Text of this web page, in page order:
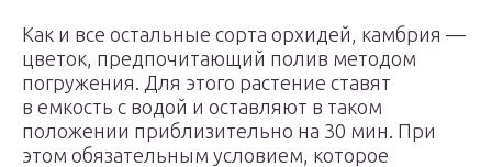
Как и все остальные сорта орхидей, камбрия —
цветок, предпочитающий полив методом
погружения. Для этого растение ставят
в емкость с водой и оставляют в таком
положении приблизительно на 30 мин. При
этом обязательным условием, которое